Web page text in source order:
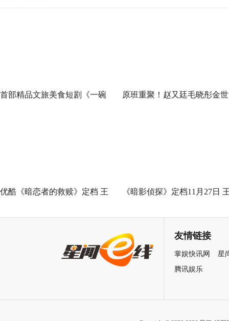
首部精品文旅美食短剧《一碗 原班重聚！赵又廷毛晓彤金世
优酷《暗恋者的救赎》定档 王 《暗影侦探》定档11月27日
友情链接
掌娱快讯网
星
腾讯娱乐